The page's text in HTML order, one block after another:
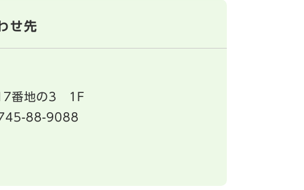
せ先
番地の3 1F
88-9088